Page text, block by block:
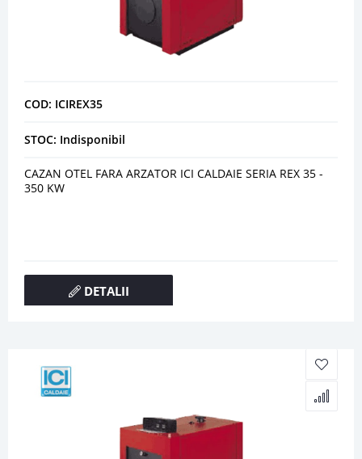
COD: ICIREX35
STOC: Indisponibil
CAZAN OTEL FARA ARZATOR ICI CALDAIE SERIA REX 35 -
350 KW
DETALII